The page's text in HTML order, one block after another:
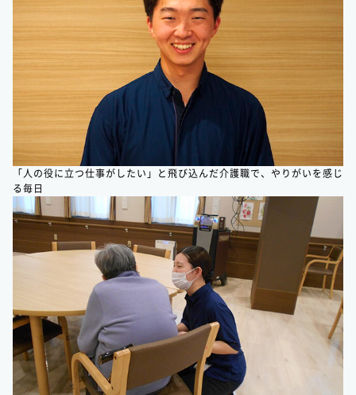
「人の役に立つ仕事がしたい」と飛び込んだ介護職で、やりがいを感じ
る毎日